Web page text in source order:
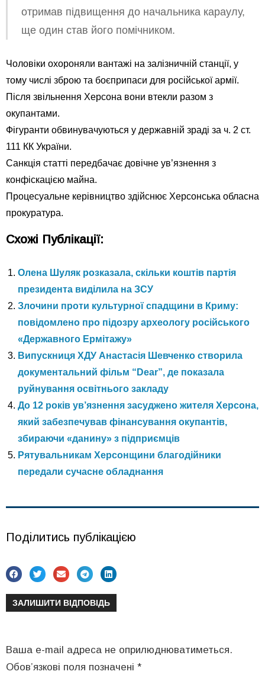
отримав підвищення до начальника караулу,
ще один став його помічником.
Чоловіки охороняли вантажі на залізничній станції, у
тому числі зброю та боєприпаси для російської армії.
Після звільнення Херсона вони втекли разом з
окупантами.
Фігуранти обвинувачуються у державній зраді за ч. 2 ст.
111 КК України.
Санкція статті передбачає довічне ув’язнення з
конфіскацією майна.
Процесуальне керівництво здійснює Херсонська обласна
прокуратура.
Схожі Публікації:
Олена Шуляк розказала, скільки коштів партія
президента виділила на ЗСУ
Злочини проти культурної спадщини в Криму:
повідомлено про підозру археологу російського
«Державного Ермітажу»
Випускниця ХДУ Анастасія Шевченко створила
документальний фільм “Dear”, де показала
руйнування освітнього закладу
До 12 років ув’язнення засуджено жителя Херсона,
який забезпечував фінансування окупантів,
збираючи «данину» з підприємців
Рятувальникам Херсонщини благодійники
передали сучасне обладнання
Поділитись публікацією
ЗАЛИШИТИ ВІДПОВІДЬ
Ваша e-mail адреса не оприлюднюватиметься.
Обов’язкові поля позначені *